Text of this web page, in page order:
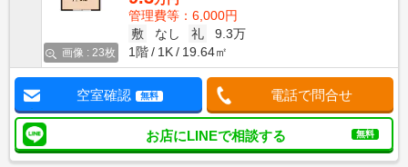
画像 : 23枚
管理費等：6,000円
敷
なし 礼
9.3万
1階
1K 19.64㎡
空室確認 無料 電話で問合せ
お店にLINEで相談する 無料